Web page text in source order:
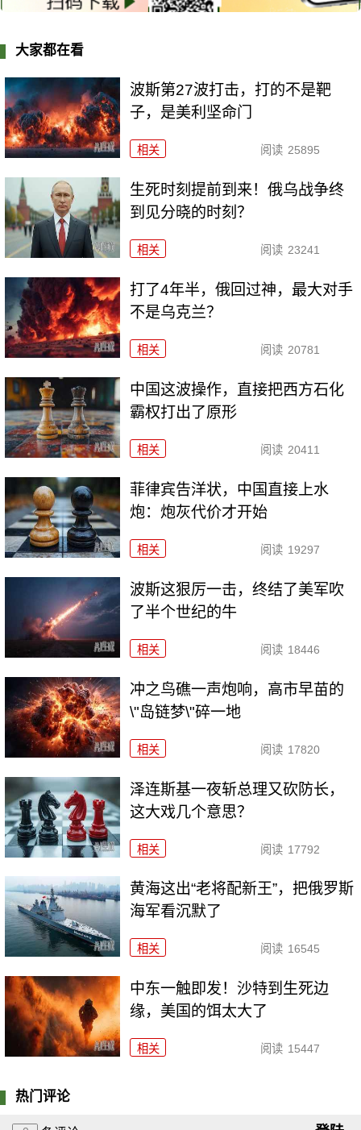
大家都在看
波斯第27波打击，打的不是靶
子，是美利坚命门
相关 阅读 25895
生死时刻提前到来！俄乌战争终
到见分晓的时刻？
相关 阅读 23241
打了4年半，俄回过神，最大对手
不是乌克兰？
相关 阅读 20781
中国这波操作，直接把西方石化
霸权打出了原形
相关 阅读 20411
菲律宾告洋状，中国直接上水
炮：炮灰代价才开始
相关 阅读 19297
波斯这狠厉一击，终结了美军吹
了半个世纪的牛
相关 阅读 18446
冲之鸟礁一声炮响，高市早苗的
\"岛链梦\"碎一地
相关 阅读 17820
泽连斯基一夜斩总理又砍防长，
这大戏几个意思？
相关 阅读 17792
黄海这出“老将配新王”，把俄罗斯
海军看沉默了
相关 阅读 16545
中东一触即发！沙特到生死边
缘，美国的饵太大了
相关 阅读 15447
热门评论